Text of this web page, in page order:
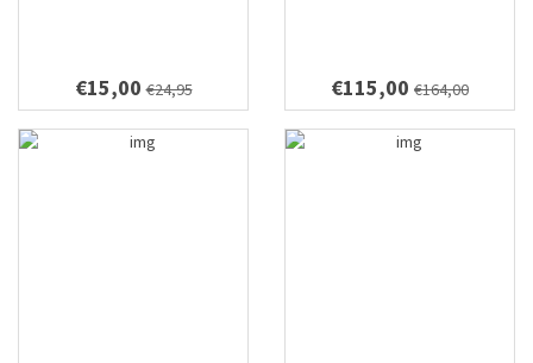
€15,00 €24,95 €115,00 €164,00